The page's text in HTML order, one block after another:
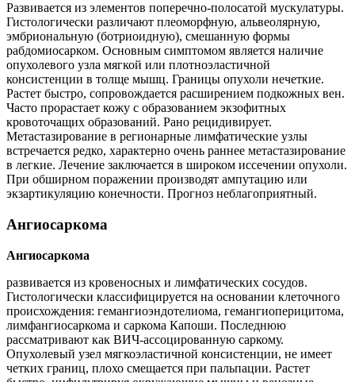
Развивается из элементов поперечно-полосатой мускулатуры.
Гистологически различают плеоморфную, альвеолярную,
эмбриональную (ботриоидную), смешанную формы
рабдомиосарком. Основным симптомом является наличие
опухолевого узла мягкой или плотноэластичной
консистенции в толще мышц. Границы опухоли нечеткие.
Растет быстро, сопровождается расширением подкожных вен.
Часто прорастает кожу с образованием экзофитных
кровоточащих образований. Рано рецидивирует.
Метастазирование в регионарные лимфатические узлы
встречается редко, характерно очень раннее метастазирование
в легкие. Лечение заключается в широком иссечении опухоли.
При обширном поражении производят ампутацию или
экзартикуляцию конечности. Прогноз неблагоприятный.
Ангиосаркома
Ангиосаркома
развивается из кровеносных и лимфатических сосудов.
Гистологически классифицируется на основании клеточного
происхождения: гемангиоэндотелиома, гемангиоперицитома,
лимфангиосаркома и саркома Капоши. Последнюю
рассматривают как ВИЧ-ассоцированную саркому.
Опухолевый узел мягкоэластичной консистенции, не имеет
четких границ, плохо смещается при пальпации. Растет